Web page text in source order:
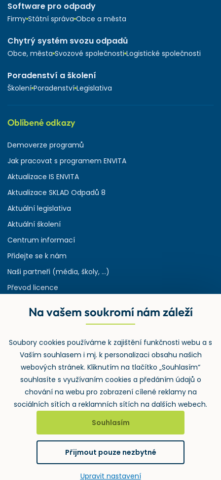
Software pro odpady
Firmy Státní správa Obce a města
Chytrý systém svozu odpadů
Obce, města Svozové společnosti Logistické společnosti
Poradenství a školení
Školení Poradenství Legislativa
Oblíbené odkazy
Demoverze programů
Jak pracovat s programem ENVITA
Aktualizace IS ENVITA
Aktualizace SKLAD Odpadů 8
Aktuální legislativa
Aktuální školení
Centrum informací
Přidejte se k nám
Naši partneři (média, školy, ...)
Převod licence
Rejstřík používaných zkratek v odpadech
Zpětný odběr
Wolters Kluwer ČR, a.s., U nákladového nádraží 3265/10,
130 00 Praha 3 – Strašnice
GDPR
Cookies
Notifikace
vytvořilwebProgress
Na vašem soukromí nám záleží
Soubory cookies používáme k zajištění funkčnosti webu a s
Vaším souhlasem i mj. k personalizaci obsahu našich
webových stránek. Kliknutím na tlačítko „Souhlasím“
souhlasíte s využívaním cookies a předáním údajů o
chování na webu pro zobrazení cílené reklamy na
sociálních sítích a reklamních sítích na dalších webech.
Souhlasím
Přijmout pouze nezbytné
Upravit nastavení